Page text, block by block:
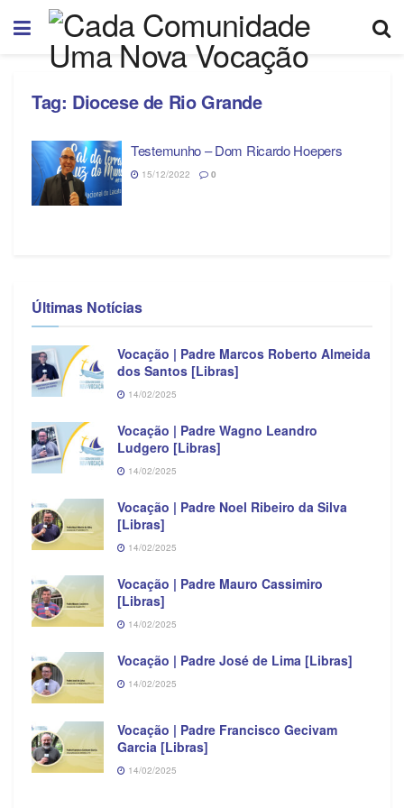
Tag: Diocese de Rio Grande
Testemunho – Dom Ricardo Hoepers
15/12/2022 0
Últimas Notícias
Vocação | Padre Marcos Roberto Almeida
dos Santos [Libras]
14/02/2025
Vocação | Padre Wagno Leandro
Ludgero [Libras]
14/02/2025
Vocação | Padre Noel Ribeiro da Silva
[Libras]
14/02/2025
Vocação | Padre Mauro Cassimiro
[Libras]
14/02/2025
Vocação | Padre José de Lima [Libras]
14/02/2025
Vocação | Padre Francisco Gecivam
Garcia [Libras]
14/02/2025